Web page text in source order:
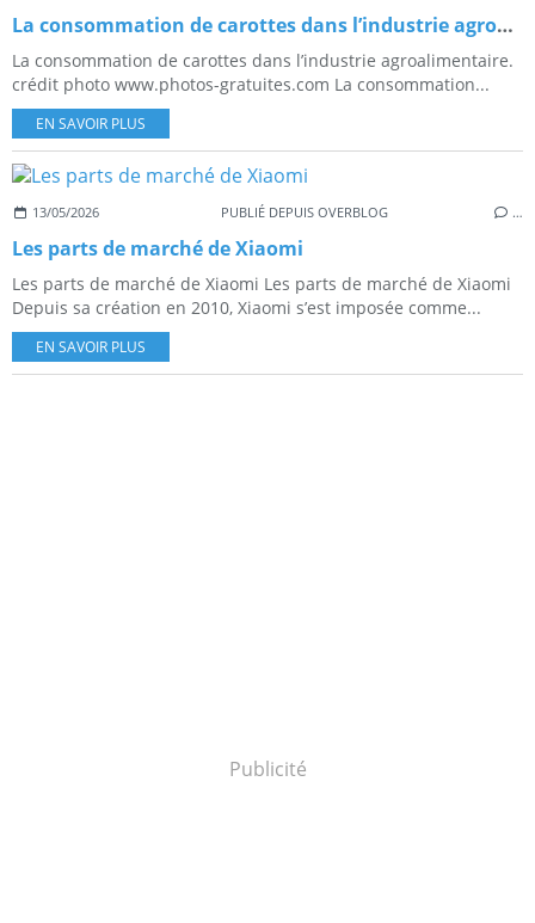
La consommation de carottes dans l’industrie agroalimentaire
La consommation de carottes dans l’industrie agroalimentaire.
crédit photo www.photos-gratuites.com La consommation...
EN SAVOIR PLUS
13/05/2026 PUBLIÉ DEPUIS OVERBLOG …
Les parts de marché de Xiaomi
Les parts de marché de Xiaomi Les parts de marché de Xiaomi
Depuis sa création en 2010, Xiaomi s’est imposée comme...
EN SAVOIR PLUS
Publicité